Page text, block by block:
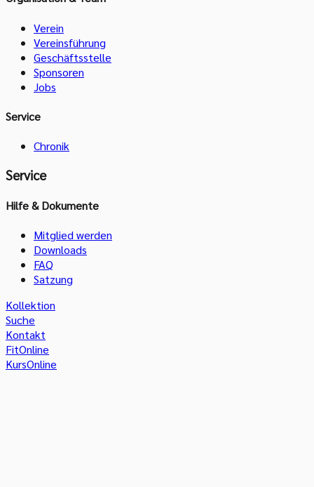
Verein
Vereinsführung
Geschäftsstelle
Sponsoren
Jobs
Service
Chronik
Service
Hilfe & Dokumente
Mitglied werden
Downloads
FAQ
Satzung
Kollektion
Suche
Kontakt
FitOnline
KursOnline